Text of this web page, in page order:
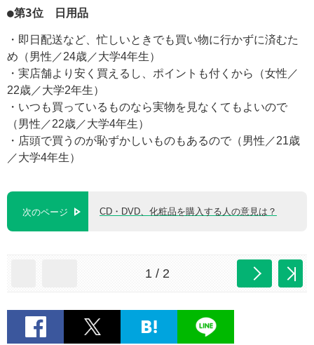
●第3位 日用品
・即日配送など、忙しいときでも買い物に行かずに済むた
め（男性／24歳／大学4年生）
・実店舗より安く買えるし、ポイントも付くから（女性／
22歳／大学2年生）
・いつも買っているものなら実物を見なくてもよいので
（男性／22歳／大学4年生）
・店頭で買うのが恥ずかしいものもあるので（男性／21歳
／大学4年生）
次のページ CD・DVD、化粧品を購入する人の意見は？
1 / 2